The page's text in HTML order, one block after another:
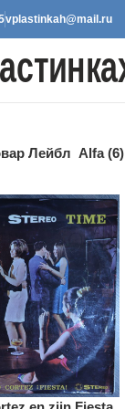
vplastinkah@mail.ru
Лейбл Alfa (6)